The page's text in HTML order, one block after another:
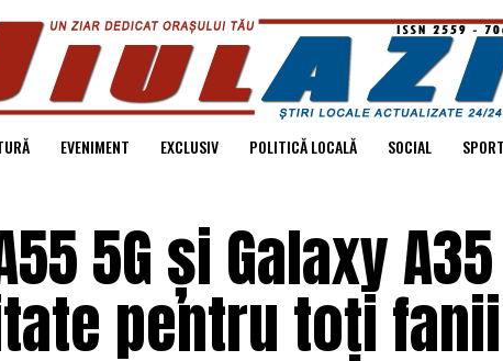
EVENIMENT EXCLUSIV POLITICĂ LOCALĂ SOCIAL SPORT
5G și Galaxy
pentru toți fanii